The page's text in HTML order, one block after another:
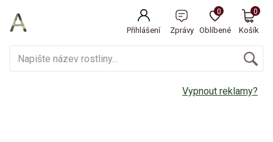
Přihlášení Zprávy Oblíbené
0
Košík
0
Vypnout reklamy?